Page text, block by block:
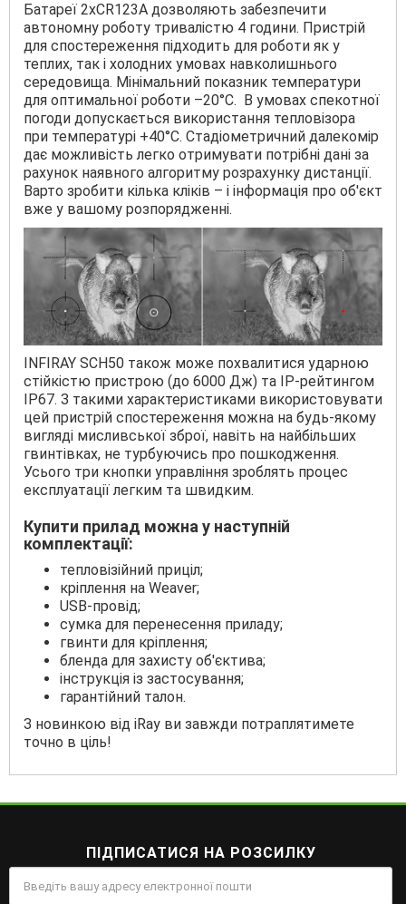
Батареї 2хCR123А дозволяють забезпечити
автономну роботу тривалістю 4 години. Пристрій
для спостереження підходить для роботи як у
теплих, так і холодних умовах навколишнього
середовища. Мінімальний показник температури
для оптимальної роботи –20°C. В умовах спекотної
погоди допускається використання тепловізора
при температурі +40°C. Стадіометричний далекомір
дає можливість легко отримувати потрібні дані за
рахунок наявного алгоритму розрахунку дистанції.
Варто зробити кілька кліків – і інформація про об'єкт
вже у вашому розпорядженні.
INFIRAY SCH50 також може похвалитися ударною
стійкістю пристрою (до 6000 Дж) та IP-рейтингом
IP67. З такими характеристиками використовувати
цей пристрій спостереження можна на будь-якому
вигляді мисливської зброї, навіть на найбільших
гвинтівках, не турбуючись про пошкодження.
Усього три кнопки управління зроблять процес
експлуатації легким та швидким.
Купити прилад можна у наступній
комплектації:
тепловізійний приціл;
кріплення на Weaver;
USB-провід;
сумка для перенесення приладу;
гвинти для кріплення;
бленда для захисту об'єктива;
інструкція із застосування;
гарантійний талон.
З новинкою від iRay ви завжди потраплятимете
точно в ціль!
ПІДПИСАТИСЯ НА РОЗСИЛКУ